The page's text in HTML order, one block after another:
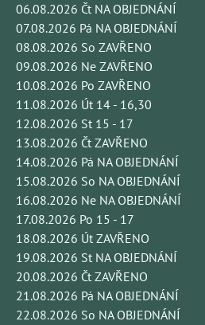
06.08.2026 Čt NA OBJEDNÁNÍ
07.08.2026 Pá NA OBJEDNÁNÍ
08.08.2026 So ZAVŘENO
09.08.2026 Ne ZAVŘENO
10.08.2026 Po ZAVŘENO
11.08.2026 Út 14 - 16,30
12.08.2026 St 15 - 17
13.08.2026 Čt ZAVŘENO
14.08.2026 Pá NA OBJEDNÁNÍ
15.08.2026 So NA OBJEDNÁNÍ
16.08.2026 Ne NA OBJEDNÁNÍ
17.08.2026 Po 15 - 17
18.08.2026 Út ZAVŘENO
19.08.2026 St NA OBJEDNÁNÍ
20.08.2026 Čt ZAVŘENO
21.08.2026 Pá NA OBJEDNÁNÍ
22.08.2026 So NA OBJEDNÁNÍ